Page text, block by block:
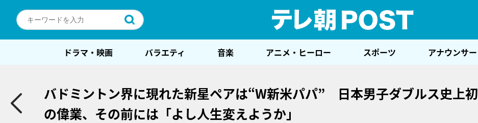
ドラマ・映画 バラエティ 音楽 アニメ・ヒーロー スポーツ アナウンサー
バドミントン界に現れた新星ペアは“W新米パパ” 日本男子ダブルス史上初
の偉業、その前には「よし人生変えようか」